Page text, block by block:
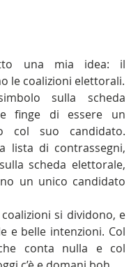
una mia idea: il
le coalizioni elettorali.
sulla scheda
finge di essere un
col suo candidato.
lista di contrassegni,
scheda elettorale,
un unico candidato
si dividono, e
e belle intenzioni. Col
conta nulla e col